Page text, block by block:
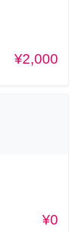
¥2,000
¥0